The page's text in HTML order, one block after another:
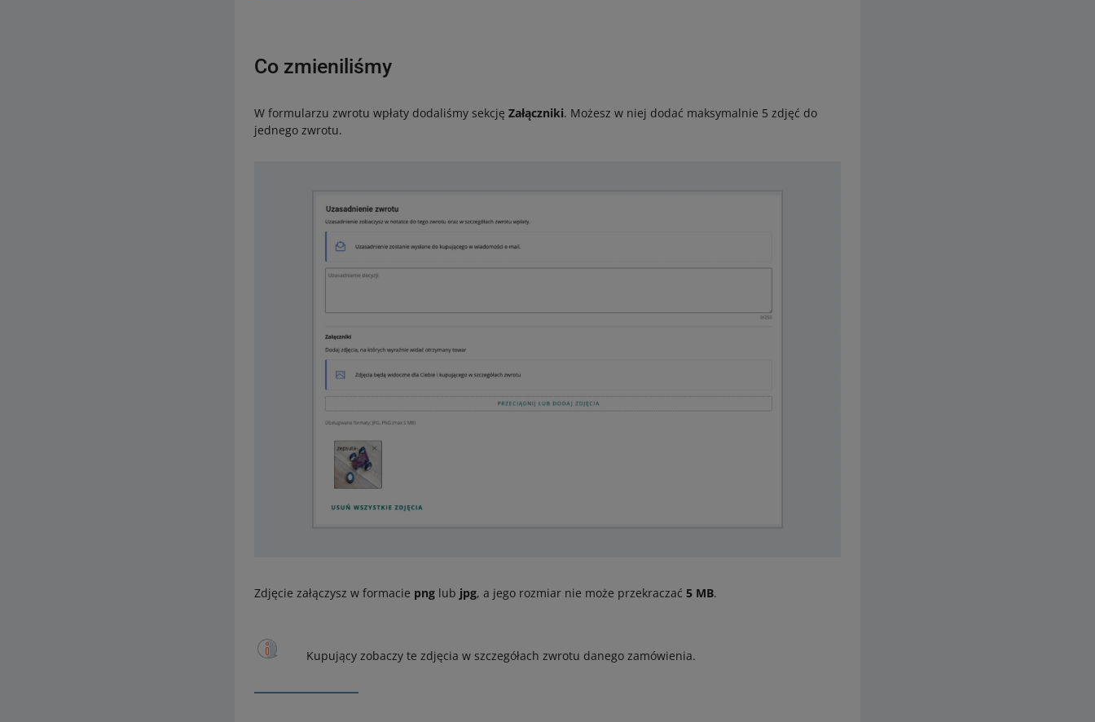
Co zmieniliśmy
W formularzu zwrotu wpłaty dodaliśmy sekcję Załączniki. Możesz w niej dodać maksymalnie 5 zdjęć do
jednego zwrotu.
Zdjęcie załączysz w formacie png lub jpg, a jego rozmiar nie może przekraczać 5 MB.
Kupujący zobaczy te zdjęcia w szczegółach zwrotu danego zamówienia.